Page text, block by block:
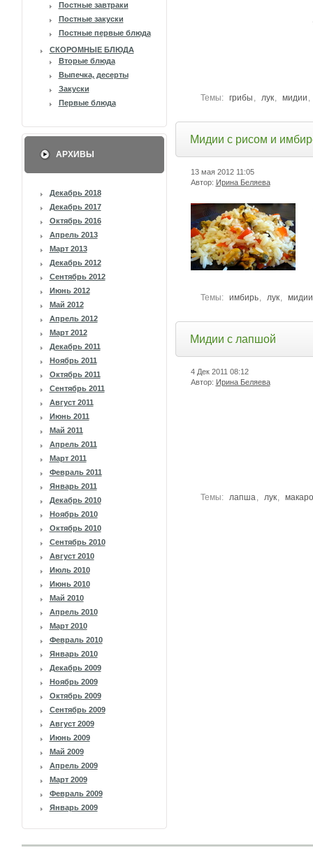
Постные завтраки
Постные закуски
Постные первые блюда
СКОРОМНЫЕ БЛЮДА
Вторые блюда
Выпечка, десерты
Закуски
Первые блюда
АРХИВЫ
Декабрь 2018
Декабрь 2017
Октябрь 2016
Апрель 2013
Март 2013
Декабрь 2012
Сентябрь 2012
Июнь 2012
Май 2012
Апрель 2012
Март 2012
Декабрь 2011
Ноябрь 2011
Октябрь 2011
Сентябрь 2011
Август 2011
Июнь 2011
Май 2011
Апрель 2011
Март 2011
Февраль 2011
Январь 2011
Декабрь 2010
Ноябрь 2010
Октябрь 2010
Сентябрь 2010
Август 2010
Июль 2010
Июнь 2010
Май 2010
Апрель 2010
Март 2010
Февраль 2010
Январь 2010
Декабрь 2009
Ноябрь 2009
Октябрь 2009
Сентябрь 2009
Август 2009
Июнь 2009
Май 2009
Апрель 2009
Март 2009
Февраль 2009
Январь 2009
Темы: грибы , лук, мидии ,
Мидии с рисом и
13 мая 2012 11:05
Автор: Ирина Беляева
Темы: имбирь, лук, мидии
Мидии с лапшой
4 Дек 2011 08:12
Автор: Ирина Беляева
Темы: лапша, лук,